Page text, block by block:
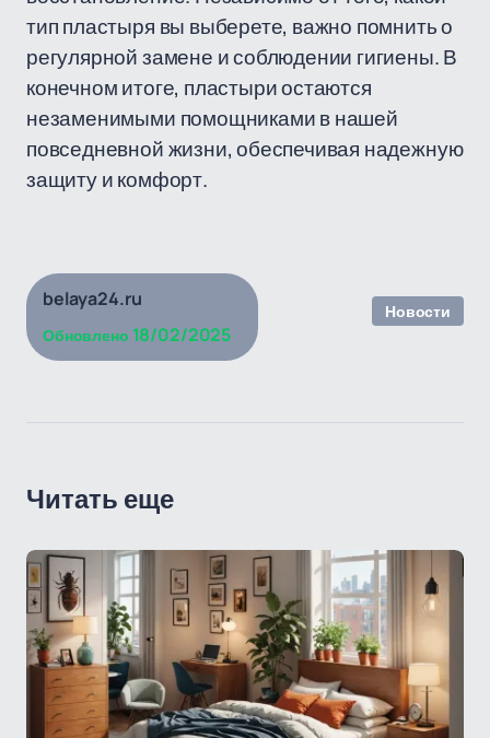
тип пластыря вы выберете, важно помнить о
регулярной замене и соблюдении гигиены. В
конечном итоге, пластыри остаются
незаменимыми помощниками в нашей
повседневной жизни, обеспечивая надежную
защиту и комфорт.
belaya24.ru
Обновлено 18/02/2025
Новости
Читать еще